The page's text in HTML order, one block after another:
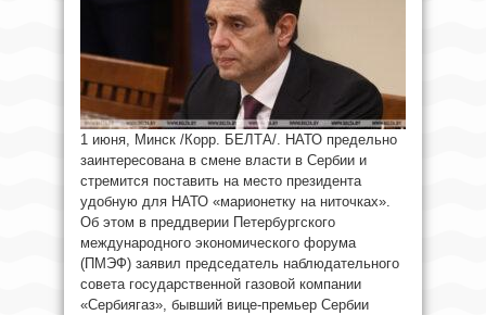
1 июня, Минск /Корр. БЕЛТА/. НАТО предельно
заинтересована в смене власти в Сербии и
стремится поставить на место президента
удобную для НАТО «марионетку на ниточках».
Об этом в преддверии Петербургского
международного экономического форума
(ПМЭФ) заявил председатель наблюдательного
совета государственной газовой компании
«Сербиягаз», бывший вице-премьер Сербии